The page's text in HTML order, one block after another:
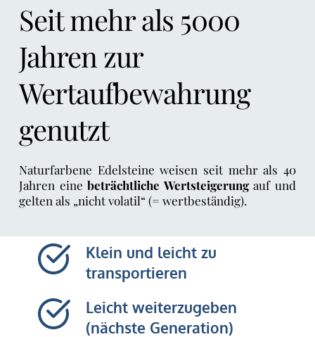
Seit mehr als 5000
Jahren zur
Wertaufbewahrung
genutzt
Naturfarbene Edelsteine weisen seit mehr als 40
Jahren eine beträchtliche Wertsteigerung auf und
gelten als „nicht volatil“ (= wertbeständig).
Klein und leicht zu
transportieren
Leicht weiterzugeben
(nächste Generation)